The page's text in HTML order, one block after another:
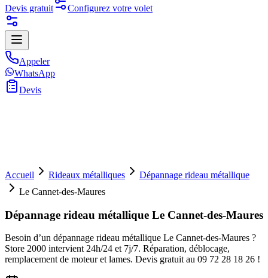
Devis gratuit
Configurez votre volet
Appeler
WhatsApp
Devis
Accueil Rideaux métalliques
Dépannage rideau métallique
Le Cannet-des-Maures
Dépannage rideau métallique Le Cannet-des-Maures
Besoin d’un dépannage rideau métallique Le Cannet-des-Maures ?
Store 2000 intervient 24h/24 et 7j/7. Réparation, déblocage,
remplacement de moteur et lames. Devis gratuit au 09 72 28 18 26 !